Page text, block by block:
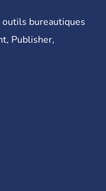
bureautiques
Publisher,